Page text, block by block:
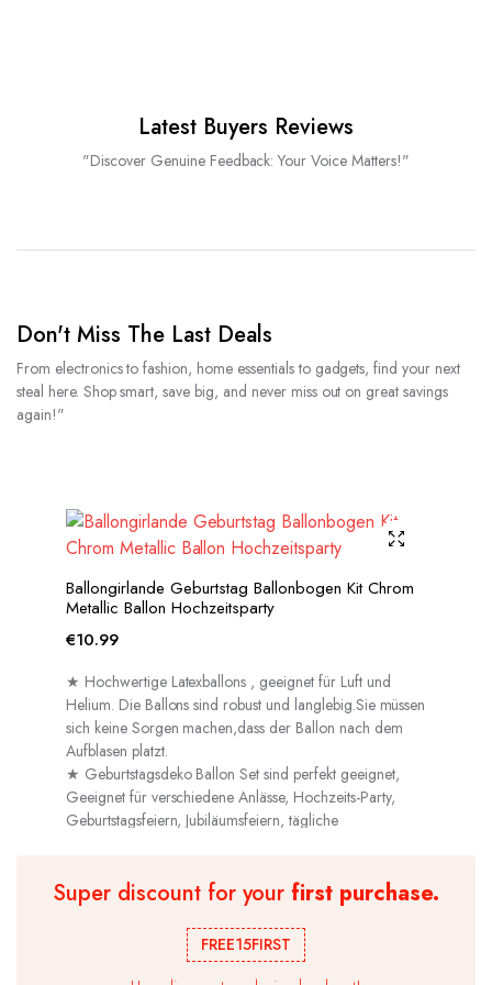
Latest Buyers Reviews
"Discover Genuine Feedback: Your Voice Matters!"
Don't Miss The Last Deals
From electronics to fashion, home essentials to gadgets, find your next
steal here. Shop smart, save big, and never miss out on great savings
again!"
Ballongirlande Geburtstag Ballonbogen Kit Chrom
Metallic Ballon Hochzeitsparty
€10.99
★ Hochwertige Latexballons , geeignet für Luft und
Helium. Die Ballons sind robust und langlebig.Sie müssen
sich keine Sorgen machen,dass der Ballon nach dem
Aufblasen platzt.
★ Geburtstagsdeko Ballon Set sind perfekt geeignet,
Geeignet für verschiedene Anlässe, Hochzeits-Party,
Geburtstagsfeiern, Jubiläumsfeiern, tägliche
Super discount for yourfirst purchase.
FREE15FIRST